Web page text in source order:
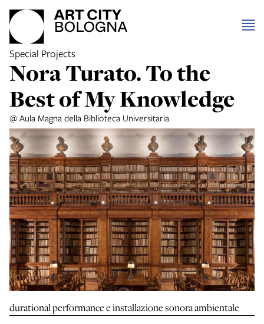
Special Projects
Nora Turato. To the
Best of My Knowledge
@ Aula Magna della Biblioteca Universitaria
durational performance e installazione sonora ambientale